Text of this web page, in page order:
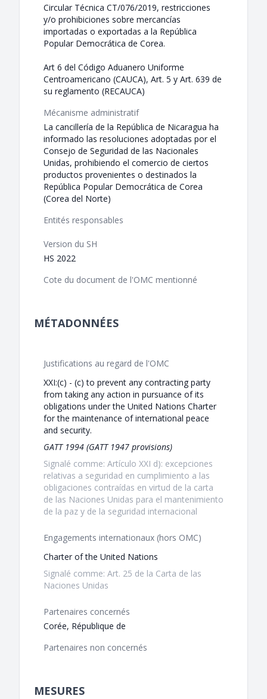
Circular Técnica CT/076/2019, restricciones
y/o prohibiciones sobre mercancías
importadas o exportadas a la República
Popular Democrática de Corea.
Art 6 del Código Aduanero Uniforme
Centroamericano (CAUCA), Art. 5 y Art. 639 de
su reglamento (RECAUCA)
Mécanisme administratif
La cancillería de la República de Nicaragua ha
informado las resoluciones adoptadas por el
Consejo de Seguridad de las Nacionales
Unidas, prohibiendo el comercio de ciertos
productos provenientes o destinados la
República Popular Democrática de Corea
(Corea del Norte)
Entités responsables
Version du SH
HS 2022
Cote du document de l'OMC mentionné
MÉTADONNÉES
Justifications au regard de l'OMC
XXI:(c) - (c) to prevent any contracting party
from taking any action in pursuance of its
obligations under the United Nations Charter
for the maintenance of international peace
and security.
GATT 1994 (GATT 1947 provisions)
Signalé comme: Artículo XXI d): excepciones
relativas a seguridad en cumplimiento a las
obligaciones contraídas en virtud de la carta
de las Naciones Unidas para el mantenimiento
de la paz y de la seguridad internacional
Engagements internationaux (hors OMC)
Charter of the United Nations
Signalé comme: Art. 25 de la Carta de las
Naciones Unidas
Partenaires concernés
Corée, République de
Partenaires non concernés
MESURES